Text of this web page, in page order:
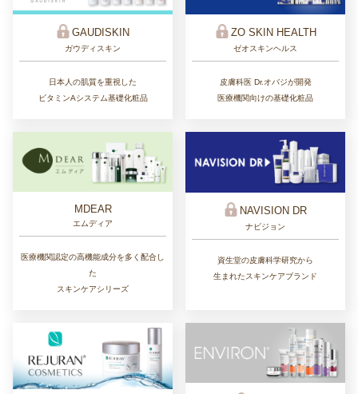
GAUDISKIN
ガウディスキン
日本人の肌質を重視した
ビタミンAシステム基礎化粧品
ZO SKIN HEALTH
ゼオスキンヘルス
皮膚科医 Dr.オバジが開発
医療機関向けの基礎化粧品
MDEAR
エムディア
医療機関認定の高機能成分を多く配合し
た
スキンケアシリーズ
NAVISION DR
ナビジョン
資生堂の皮膚科学研究から
生まれたスキンケアブランド